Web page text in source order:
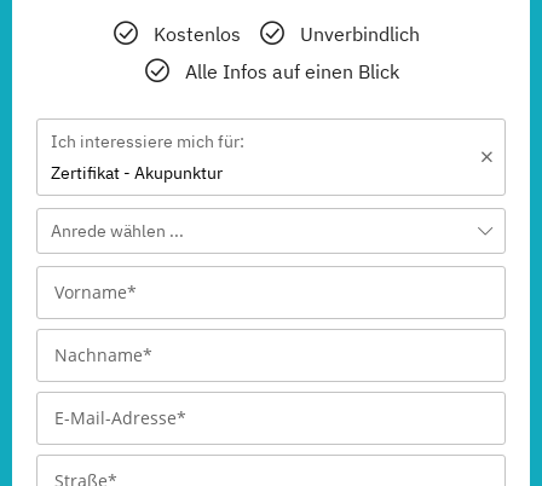
Kostenlos
Unverbindlich
Alle Infos auf einen Blick
Ich interessiere mich für:
Zertifikat - Akupunktur
Anrede wählen ...